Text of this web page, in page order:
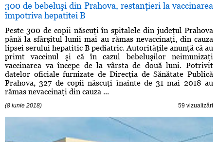
300 de bebeluşi din Prahova, restanţieri la vaccinarea
împotriva hepatitei B
Peste 300 de copii născuţi în spitalele din judeţul Prahova
până la sfârşitul lunii mai au rămas nevaccinaţi, din cauza
lipsei serului hepatitic B pediatric. Autorităţile anunţă că au
primt vaccinul şi că în cazul bebeluşilor neimunizaţi
vaccinarea va începe de la vârsta de două luni. Potrivit
datelor oficiale furnizate de Direcţia de Sănătate Publică
Prahova, 327 de copii născuţi înainte de 31 mai 2018 au
rămas nevaccinaţi din cauza ...
(8 iunie 2018) 59 vizualizări